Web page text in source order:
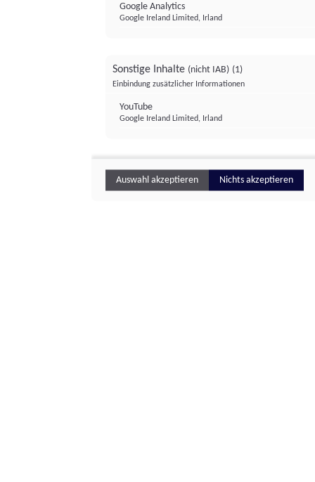
Google Analytics
Google Ireland Limited, Irland
Sonstige Inhalte (nicht IAB) (1)
Einbindung zusätzlicher Informationen
YouTube
Google Ireland Limited, Irland
Auswahl akzeptieren Nichts akzeptieren